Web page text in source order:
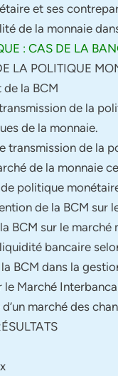
et ses
de la monnaie
: CAS DE LA
LA POLITIQUE
la BCM
de la
de la monnaie.
transmission de la
de la monnaie
politique
de la BCM sur
BCM sur le marché
bancaire
BCM dans la
le Marché
marché des